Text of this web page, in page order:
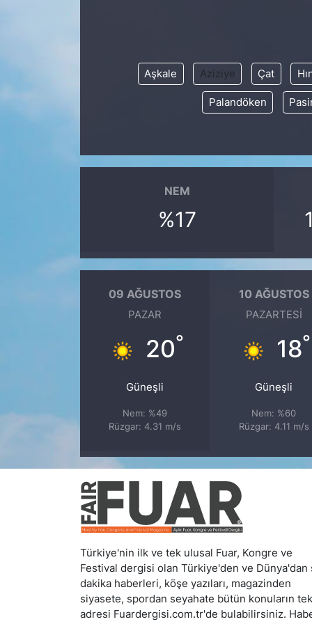
Aşkale Aziziye Çat
Palandöken
NEM
%17
09 AĞUSTOS
PAZAR
20°
Güneşli
Nem: %49
Rüzgar: 4.31 m/s
10 AĞUSTOS
PAZARTESI
18°
Güneşli
Nem: %60
Rüzgar: 4.11 m/s
Türkiye'nin ilk ve tek ulusal Fuar, Kongre ve
Festival dergisi olan Türkiye'den ve Dünya'dan
dakika haberleri, köşe yazıları, magazinden
siyasete, spordan seyahate bütün konuların tek
adresi Fuardergisi.com.tr'de bulabilirsiniz.
KONGRE TAKVİMİ